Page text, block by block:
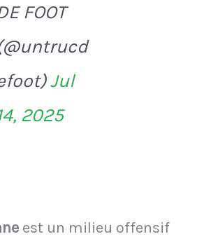
FOOT
Jul
2025
est un milieu offensif